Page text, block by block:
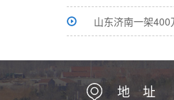
山东济南一架
地 址